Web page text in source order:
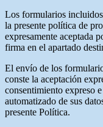
Los formularios
la presente política de
expresamente aceptada
firma en el apartado
El envío de los
conste la aceptación
consentimiento expreso
automatizado de sus
presente Política.